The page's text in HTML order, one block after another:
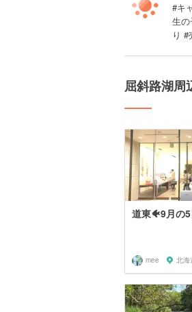
#キ
生
り #
屈斜路湖周
道東🐠9月の
mee 北海